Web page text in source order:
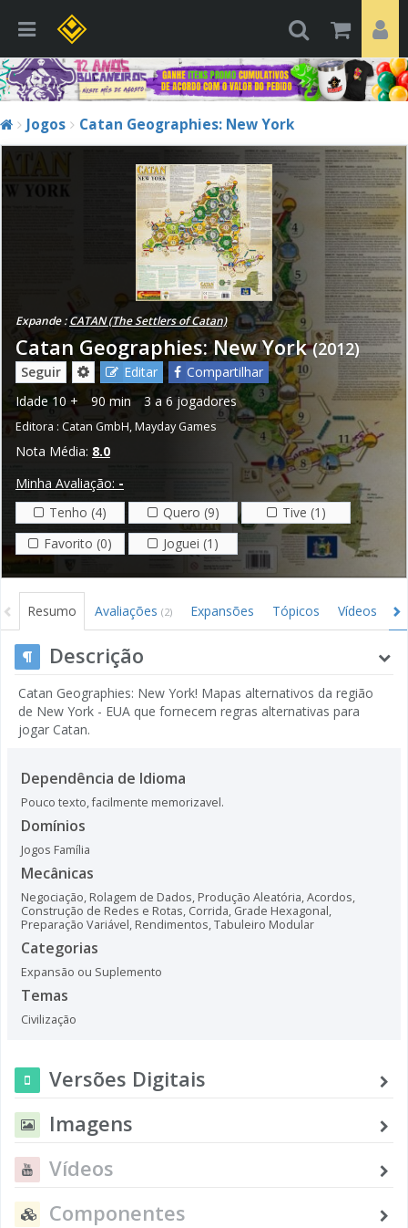
Jogos Catan Geographies: New York
Expande :CATAN (The Settlers of Catan)
Catan Geographies: New York (2012)
Seguir Editar
Compartilhar
Idade10 + 90 min 3 a 6 jogadores
Editora : Catan GmbH,Mayday Games
Nota Média: 8.0
Minha Avaliação: -
Tenho (4)
Quero (9)
Tive (1)
Favorito (0)
Joguei (1)
Resumo Avaliações (2) Expansões Tópicos Vídeos
Descrição
Catan Geographies: New York! Mapas alternativos da região
de New York - EUA que fornecem regras alternativas para
jogar Catan.
Dependência de Idioma
Pouco texto, facilmente memorizavel.
Domínios
Jogos Família
Mecânicas
Negociação, Rolagem de Dados, Produção Aleatória,Acordos,
Construção de Redes e Rotas, Corrida, Grade Hexagonal,
Preparação Variável, Rendimentos,Tabuleiro Modular
Categorias
Expansão ou Suplemento
Temas
Civilização
Versões Digitais
Imagens
Vídeos
Componentes